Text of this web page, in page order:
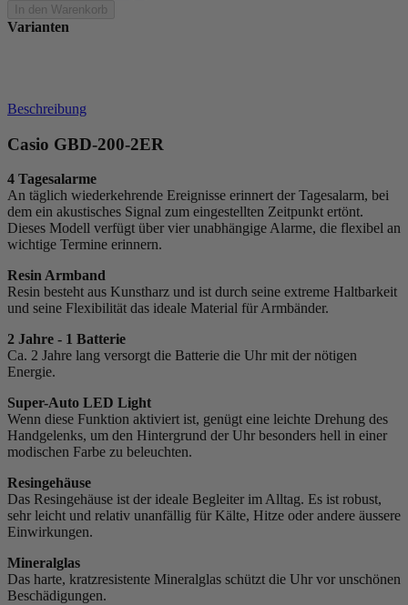
In den Warenkorb
Varianten
Beschreibung
Casio GBD-200-2ER
4 Tagesalarme
An täglich wiederkehrende Ereignisse erinnert der Tagesalarm, bei
dem ein akustisches Signal zum eingestellten Zeitpunkt ertönt.
Dieses Modell verfügt über vier unabhängige Alarme, die flexibel an
wichtige Termine erinnern.
Resin Armband
Resin besteht aus Kunstharz und ist durch seine extreme Haltbarkeit
und seine Flexibilität das ideale Material für Armbänder.
2 Jahre - 1 Batterie
Ca. 2 Jahre lang versorgt die Batterie die Uhr mit der nötigen
Energie.
Super-Auto LED Light
Wenn diese Funktion aktiviert ist, genügt eine leichte Drehung des
Handgelenks, um den Hintergrund der Uhr besonders hell in einer
modischen Farbe zu beleuchten.
Resingehäuse
Das Resingehäuse ist der ideale Begleiter im Alltag. Es ist robust,
sehr leicht und relativ unanfällig für Kälte, Hitze oder andere äussere
Einwirkungen.
Mineralglas
Das harte, kratzresistente Mineralglas schützt die Uhr vor unschönen
Beschädigungen.